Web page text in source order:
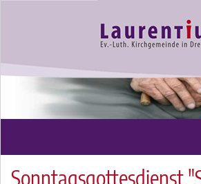
Sonntagsgottesdienst